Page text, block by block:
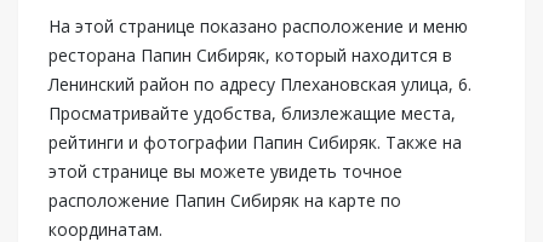
На этой странице показано расположение и меню
ресторана Папин Сибиряк, который находится в
Ленинский район по адресу Плехановская улица, 6.
Просматривайте удобства, близлежащие места,
рейтинги и фотографии Папин Сибиряк. Также на
этой странице вы можете увидеть точное
расположение Папин Сибиряк на карте по
координатам.